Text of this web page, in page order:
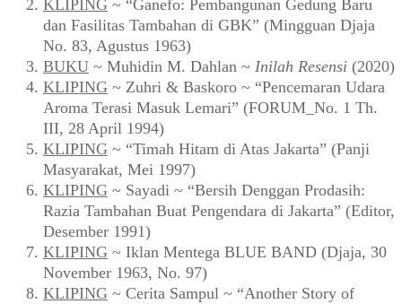
KLIPING ~ “Ganefo: Pembangunan Gedung Baru
dan Fasilitas Tambahan di GBK” (Mingguan Djaja
No. 83, Agustus 1963)
BUKU ~ Muhidin M. Dahlan ~ Inilah Resensi (2020)
KLIPING ~ Zuhri & Baskoro ~ “Pencemaran Udara
Aroma Terasi Masuk Lemari” (FORUM_No. 1 Th.
III, 28 April 1994)
KLIPING ~ “Timah Hitam di Atas Jakarta” (Panji
Masyarakat, Mei 1997)
KLIPING ~ Sayadi ~ “Bersih Denggan Prodasih:
Razia Tambahan Buat Pengendara di Jakarta” (Editor,
Desember 1991)
KLIPING ~ Iklan Mentega BLUE BAND (Djaja, 30
November 1963, No. 97)
KLIPING ~ Cerita Sampul ~ “Another Story of